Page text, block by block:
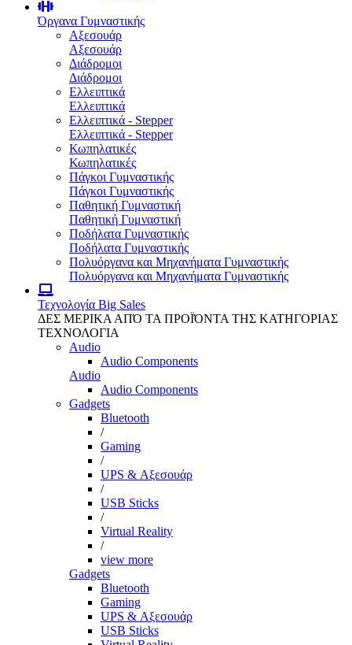
Όργανα Γυμναστικής
Αξεσουάρ
Αξεσουάρ
Διάδρομοι
Διάδρομοι
Ελλειπτικά
Ελλειπτικά
Ελλειπτικά - Stepper
Ελλειπτικά - Stepper
Κωπηλατικές
Κωπηλατικές
Πάγκοι Γυμναστικής
Πάγκοι Γυμναστικής
Παθητική Γυμναστική
Παθητική Γυμναστική
Ποδήλατα Γυμναστικής
Ποδήλατα Γυμναστικής
Πολυόργανα και Μηχανήματα Γυμναστικής
Πολυόργανα και Μηχανήματα Γυμναστικής
Τεχνολογία Big Sales
ΔΕΣ ΜΕΡΙΚΑ ΑΠΌ ΤΑ ΠΡΟΪΌΝΤΑ ΤΗΣ ΚΑΤΗΓΟΡΙΑΣ
ΤΕΧΝΟΛΟΓΙΑ
Audio
Audio Components
Audio
Audio Components
Gadgets
Bluetooth
/
Gaming
/
UPS & Αξεσουάρ
/
USB Sticks
/
Virtual Reality
/
view more
Gadgets
Bluetooth
Gaming
UPS & Αξεσουάρ
USB Sticks